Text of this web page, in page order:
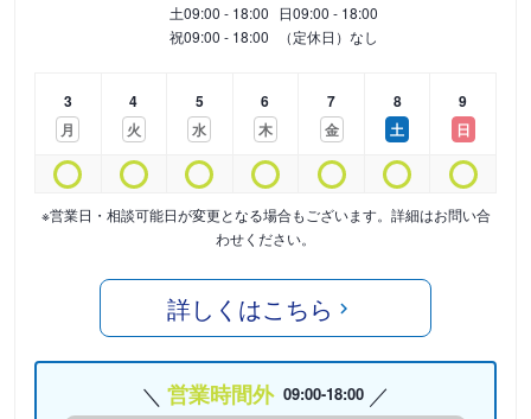
土09:00 - 18:00 日09:00 - 18:00
祝09:00 - 18:00 （定休日）なし
3
月
4
火
5
水
6
木
7
金
8
土
9
日
※営業日・相談可能日が変更となる場合もございます。詳細はお問い合
わせください。
詳しくはこちら
営業時間外 09:00-18:00